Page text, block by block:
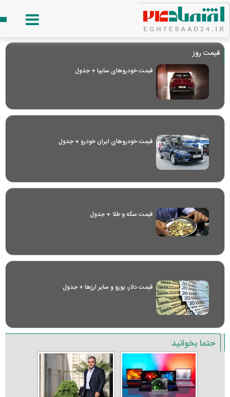
قیمت روز
قیمت خودرو‌های سایپا + جدول
قیمت خودرو‌های ایران خودرو + جدول
قیمت سکه و طلا + جدول
قیمت دلار، یورو و سایر ارز‌ها + جدول
حتما بخوانید